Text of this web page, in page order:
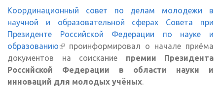
Координационный совет по делам молодежи в
научной и образовательной сферах Совета при
Президенте Российской Федерации по науке и
образованию(внешняя ссылка)
проинформировал о начале приёма
документов на соискание премии Президента
Российской Федерации в области науки и
инноваций для молодых учёных.